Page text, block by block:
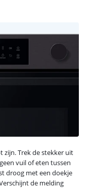
zijn. Trek de stekker uit
vuil of eten tussen
droog met een doekje
de melding